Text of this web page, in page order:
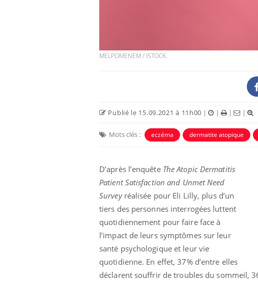
MELPOMENEM / ISTOCK.
Publié le 15.09.2021 à 11h00 | | | |
Mots clés : eczéma dermatite atopique
D’après l’enquête The Atopic Dermatitis
Patient Satisfaction and Unmet Need
Surveyréalisée pour Eli Lilly, plus d’un
tiers des personnes interrogées luttent
quotidiennement pour faire face à
l’impact de leurs symptômes sur leur
santé psychologique et leur vie
quotidienne. En effet, 37% d’entre elles
déclarent souffrir de troubles du sommeil,
La sieste empêche-t-elle
de dormir la nuit ?
VIH : la fin du comprimé
tous les jours se profile-t-
elle enfin ?